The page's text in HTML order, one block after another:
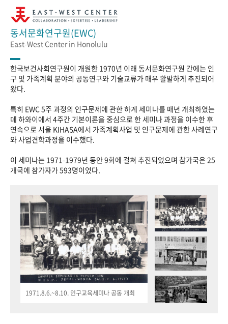
동서문화연구원(EWC)
East-West Center in Honolulu
한국보건사회연구원이 개원한 1970년 이래 동서문화연구원 간에는 인
구 및 가족계획 분야의 공동연구와 기술교류가 매우 활발하게 추진되어
왔다.
특히 EWC 5주 과정의 인구문제에 관한 하계 세미나를 매년 개최하였는
데 하와이에서 4주간 기본이론을 중심으로 한 세미나 과정을 이수한 후
연속으로 서울 KIHASA에서 가족계획사업 및 인구문제에 관한 사례연구
와 사업견학과정을 이수했다.
이 세미나는 1971-1979년 동안 9회에 걸쳐 추진되었으며 참가국은 25
개국에 참가자가 593명이었다.
1971.8.6.~8.10. 인구교육세미나 공동 개최